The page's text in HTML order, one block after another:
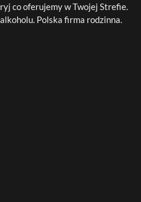
co oferujemy w Twojej Strefie.
Polska firma rodzinna.